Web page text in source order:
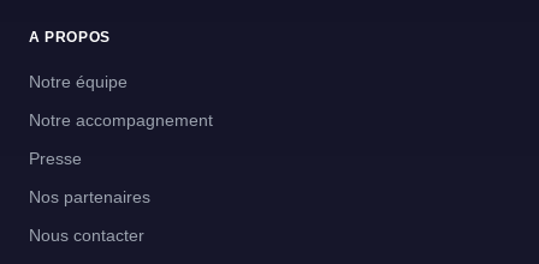
A PROPOS
Notre équipe
Notre accompagnement
Presse
Nos partenaires
Nous contacter